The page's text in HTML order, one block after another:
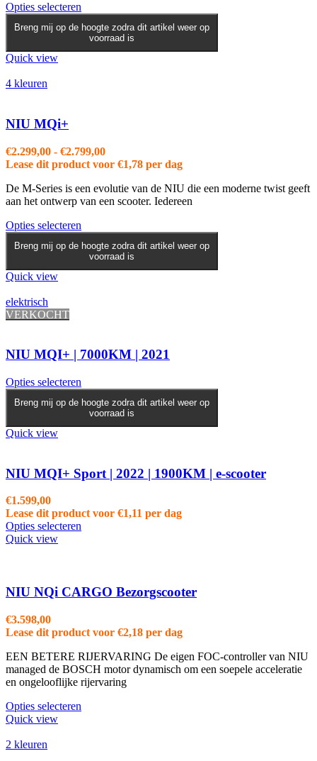
Opties selecteren
product
heeft
meerdere
de
productpagina
Breng mij op de hoogte zodra dit artikel weer op
voorraad is
Quick view
4 kleuren
NIU MQi+
€2.299,00 - €2.799,00Prijsklasse:
€2.299,00
€2.799,00
Lease dit product voor €1,78 per dag
De M-Series is een evolutie van de NIU die een moderne twist geeft
aan het ontwerp van een scooter. Iedereen
Opties selecteren
product
heeft
meerdere
op
Breng mij op de hoogte zodra dit artikel weer op
voorraad is
Quick view
elektrisch
VERKOCHT
NIU MQI+ | 7000KM | 2021
Opties selecteren
Breng mij op de hoogte zodra dit artikel weer op
voorraad is
Quick view
NIU MQI+ Sport | 2022 | 1900KM | e-scooter
€1.599,00
Lease dit product voor €1,11 per dag
Opties selecteren
Quick view
NIU NQi CARGO Bezorgscooter
€3.598,00
Lease dit product voor €2,18 per dag
EEN BETERE RIJERVARING De eigen FOC-controller van NIU
managed de BOSCH motor dynamisch om een soepele acceleratie
en ongelooflijke rijervaring
Opties selecteren
Quick view
2 kleuren